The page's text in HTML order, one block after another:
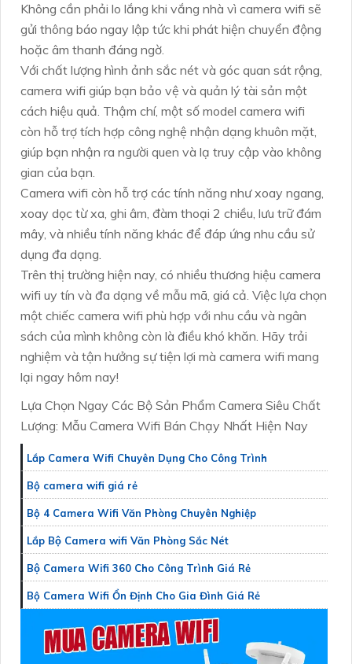
Không cần phải lo lắng khi vắng nhà vì camera wifi sẽ
gửi thông báo ngay lập tức khi phát hiện chuyển động
hoặc âm thanh đáng ngờ.
Với chất lượng hình ảnh sắc nét và góc quan sát rộng,
camera wifi giúp bạn bảo vệ và quản lý tài sản một
cách hiệu quả. Thậm chí, một số model camera wifi
còn hỗ trợ tích hợp công nghệ nhận dạng khuôn mặt,
giúp bạn nhận ra người quen và lạ truy cập vào không
gian của bạn.
Camera wifi còn hỗ trợ các tính năng như xoay ngang,
xoay dọc từ xa, ghi âm, đàm thoại 2 chiều, lưu trữ đám
mây, và nhiều tính năng khác để đáp ứng nhu cầu sử
dụng đa dạng.
Trên thị trường hiện nay, có nhiều thương hiệu camera
wifi uy tín và đa dạng về mẫu mã, giá cả. Việc lựa chọn
một chiếc camera wifi phù hợp với nhu cầu và ngân
sách của mình không còn là điều khó khăn. Hãy trải
nghiệm và tận hưởng sự tiện lợi mà camera wifi mang
lại ngay hôm nay!
Lựa Chọn Ngay Các Bộ Sản Phẩm Camera Siêu Chất
Lượng: Mẫu Camera Wifi Bán Chạy Nhất Hiện Nay
Lắp Camera Wifi Chuyên Dụng Cho Công Trình
Bộ camera wifi giá rẻ
Bộ 4 Camera Wifi Văn Phòng Chuyên Nghiệp
Lắp Bộ Camera wifi Văn Phòng Sắc Nét
Bộ Camera Wifi 360 Cho Công Trình Giá Rẻ
Bộ Camera Wifi Ổn Định Cho Gia Đình Giá Rẻ